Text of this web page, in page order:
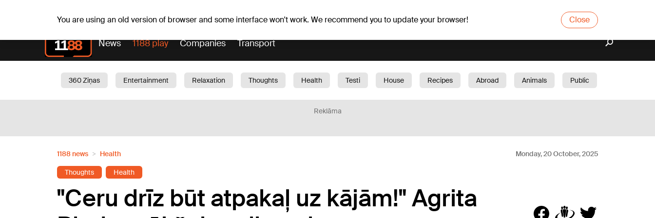
You are using an old version of browser and some interface won't work. We recommend you to update your browser! Close
News 1188 play Companies Transport
360 Ziņas Entertainment Relaxation Thoughts Health Testi House Recipes Abroad Animals
Public
Reklāma
1188 news Health Monday, 20 October, 2025
Thoughts Health
"Ceru drīz būt atpakaļ uz kājām!" Agrita